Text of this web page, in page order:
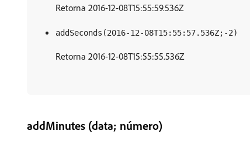
Retorna 2016-12-08T15:55:59.536Z
addSeconds(2016-12-08T15:55:57.536Z;-2)
Retorna 2016-12-08T15:55:55.536Z
addMinutes (data; número)